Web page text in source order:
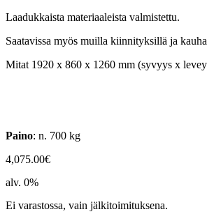
Laadukkaista materiaaleista valmistettu.
Saatavissa myös muilla kiinnityksillä ja
Mitat 1920 x 860 x 1260 mm (syvyys x
Paino: n. 700 kg
4,075.00€
alv. 0%
Ei varastossa, vain jälkitoimituksena.